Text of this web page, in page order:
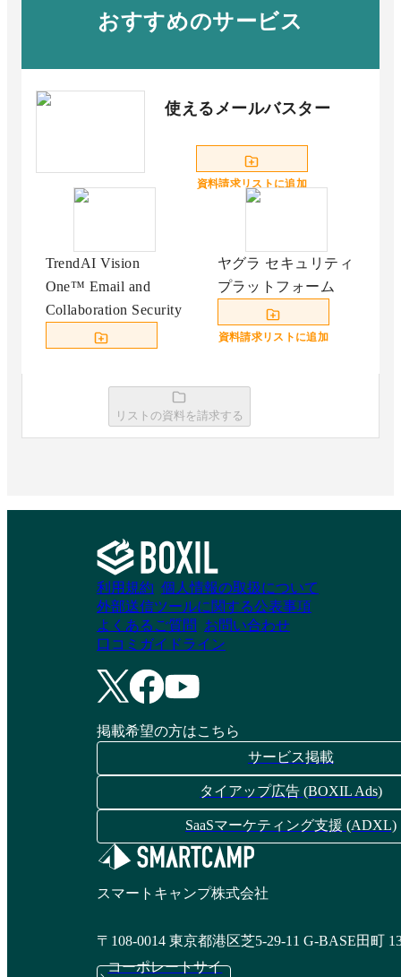
おすすめのサービス
使えるメールバスター
資料請求リストに追加
TrendAI Vision
One™ Email and
Collaboration Security
ヤグラ セキュリティ
プラットフォーム
資料請求リストに追加
リストの資料を請求する
利用規約 個人情報の取扱について
外部送信ツールに関する公表事項
よくあるご質問
お問い合わせ
口コミガイドライン
掲載希望の方はこちら
サービス掲載
タイアップ広告 (BOXIL Ads)
SaaSマーケティング支援 (ADXL)
スマートキャンプ株式会社
〒108-0014 東京都港区芝5-29-11 G-BASE田町
コーポレートサイ